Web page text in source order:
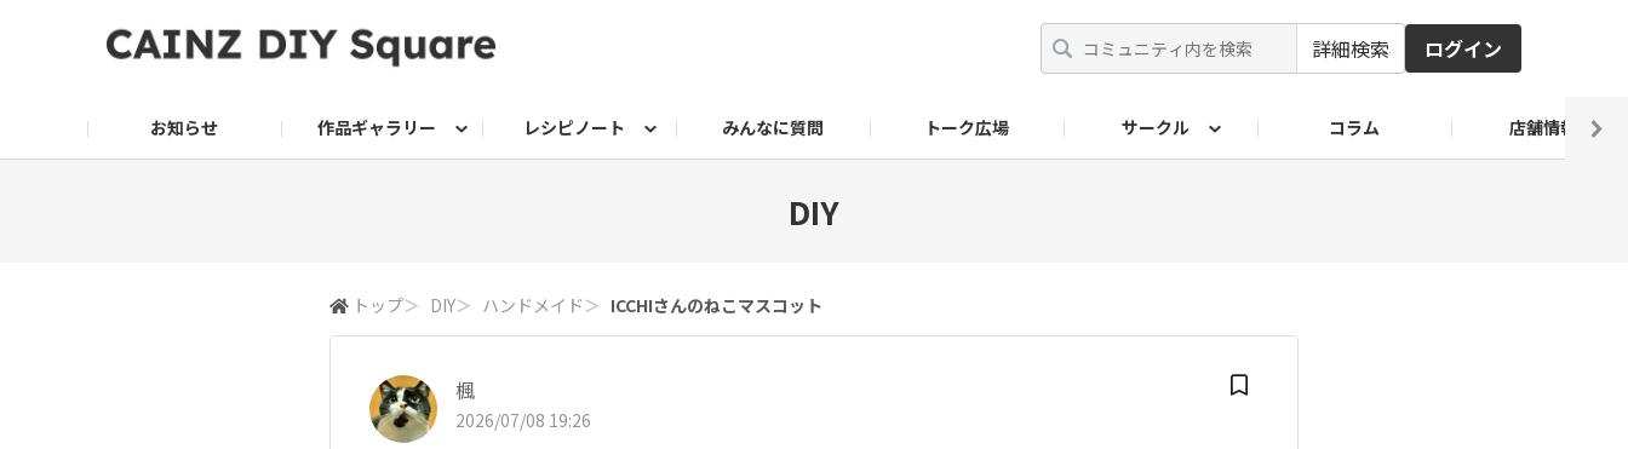
詳細検索 ログイン
お知らせ 作品ギャラリー レシピノート みんなに質問 トーク広場 サークル コラム 店舗情報
DIY
トップ＞ DIY＞ ハンドメイド ＞ ICCHIさんのねこマスコット
楓
2026/07/08 19:26